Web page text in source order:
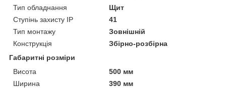
Тип обладнання
Щит
Ступінь захисту IP
41
Тип монтажу
Зовнішній
Конструкція
Збірно-розбірна
Габаритні розміри
Висота
500 мм
Ширина
390 мм